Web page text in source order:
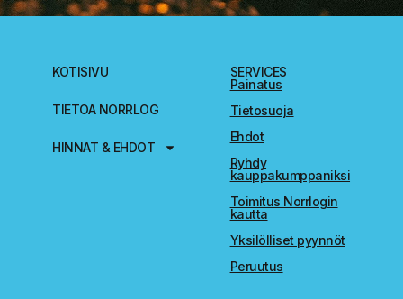
KOTISIVU
TIETOA NORRLOG
HINNAT & EHDOT
SERVICES
Painatus
Tietosuoja
Ehdot
Ryhdy
kauppakumppaniksi
Toimitus Norrlogin
kautta
Yksilölliset pyynnöt
Peruutus